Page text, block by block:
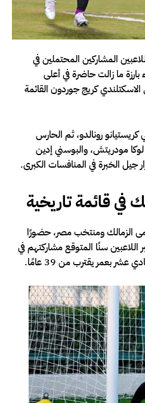
المشاركين المحتملين في
ما زالت حاضرة في أعلى
كريج جوردون القائمة
كريستيانو رونالدو، ثم الحارس
لوكا مودريتش، والبوسني إدين
الخبرة في المنافسات الكبرى.
في قائمة تاريخية
الزمالك ومنتخب مصر، حضورًا
اللاعبين سنًا المتوقع مشاركتهم في
بعمر يقترب من 39 عامًا.